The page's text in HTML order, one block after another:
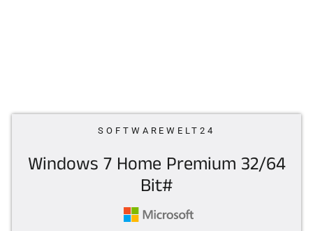
SOFTWAREWELT24
Windows 7 Home Premium 32/64
Bit#